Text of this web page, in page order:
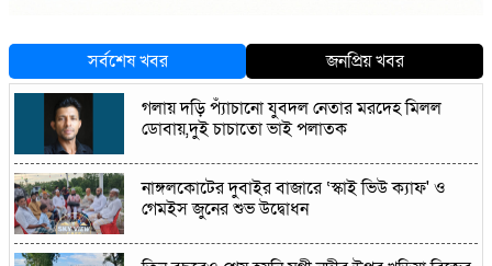
সর্বশেষ খবর
জনপ্রিয় খবর
গলায় দড়ি প্যাঁচানো যুবদল নেতার মরদেহ মিলল
ডোবায়,দুই চাচাতো ভাই পলাতক
নাঙ্গলকোটের দুবাইর বাজারে ‘স্কাই ভিউ ক্যাফ' ও
গেমইস জুনের শুভ উদ্বোধন